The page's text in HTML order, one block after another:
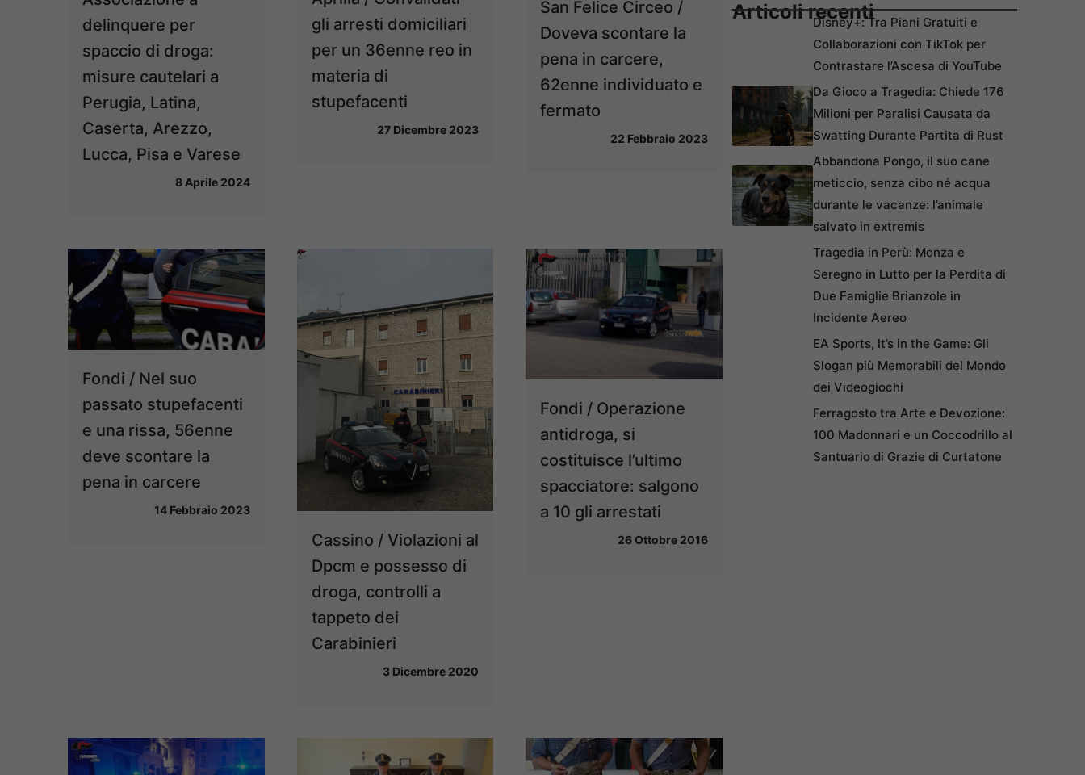
delinquere per
spaccio di droga:
misure cautelari a
Perugia, Latina,
Caserta, Arezzo,
Lucca, Pisa e Varese
8 Aprile 2024
gli arresti domiciliari
per un 36enne reo in
materia di
stupefacenti
27 Dicembre 2023
San Felice Circeo /
Doveva scontare la
pena in carcere,
62enne individuato e
fermato
22 Febbraio 2023
Fondi / Nel suo
passato stupefacenti
e una rissa, 56enne
deve scontare la
pena in carcere
14 Febbraio 2023
Cassino / Violazioni al
Dpcm e possesso di
droga, controlli a
tappeto dei
Carabinieri
3 Dicembre 2020
Fondi / Operazione
antidroga, si
costituisce l’ultimo
spacciatore: salgono
a 10 gli arrestati
26 Ottobre 2016
Articoli recentiDisney+: Tra Piani Gratuiti e
Collaborazioni con TikTok per
Contrastare l’Ascesa di YouTube
Da Gioco a Tragedia: Chiede 176
Milioni per Paralisi Causata da
Swatting Durante Partita di Rust
Abbandona Pongo, il suo cane
meticcio, senza cibo né acqua
durante le vacanze: l’animale
salvato in extremis
Tragedia in Perù: Monza e
Seregno in Lutto per la Perdita di
Due Famiglie Brianzole in
Incidente Aereo
EA Sports, It’s in the Game: Gli
Slogan più Memorabili del Mondo
dei Videogiochi
Ferragosto tra Arte e Devozione:
100 Madonnari e un Coccodrillo al
Santuario di Grazie di Curtatone